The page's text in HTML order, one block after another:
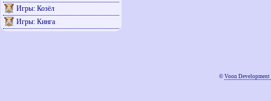
Игры: Козёл
Игры: Кинга
© Voon Development